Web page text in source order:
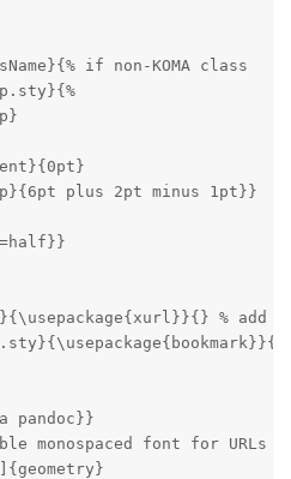
if non-KOMA class
plus 2pt minus 1pt}}
% add
pandoc}}
monospaced font for URLs